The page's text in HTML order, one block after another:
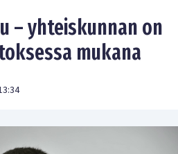
– yhteiskunnan on
mukana